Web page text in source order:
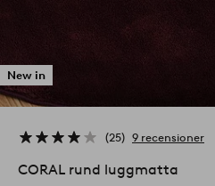
New in
25 9 recensioner
CORAL rund luggmatta